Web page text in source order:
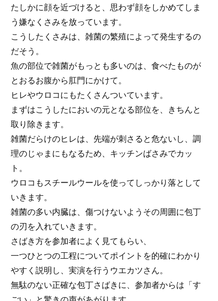
たしかに顔を近づけると、思わず顔をしかめてしま
う嫌なくさみを放っています。
こうしたくさみは、雑菌の繁殖によって発生するの
だそう。
魚の部位で雑菌がもっとも多いのは、食べたものが
とおるお腹から肛門にかけて。
ヒレやウロコにもたくさんついています。
まずはこうしたにおいの元となる部位を、きちんと
取り除きます。
雑菌だらけのヒレは、先端が刺さると危ないし、調
理のじゃまにもなるため、キッチンばさみでカッ
ト。
ウロコもスチールウールを使ってしっかり落として
いきます。
雑菌の多い内臓は、傷つけないようその周囲に包丁
の刃を入れていきます。
さばき方を参加者によく見てもらい、
一つひとつの工程についてポイントを的確にわかり
やすく説明し、実演を行うウエカツさん。
無駄のない正確な包丁さばきに、参加者からは「す